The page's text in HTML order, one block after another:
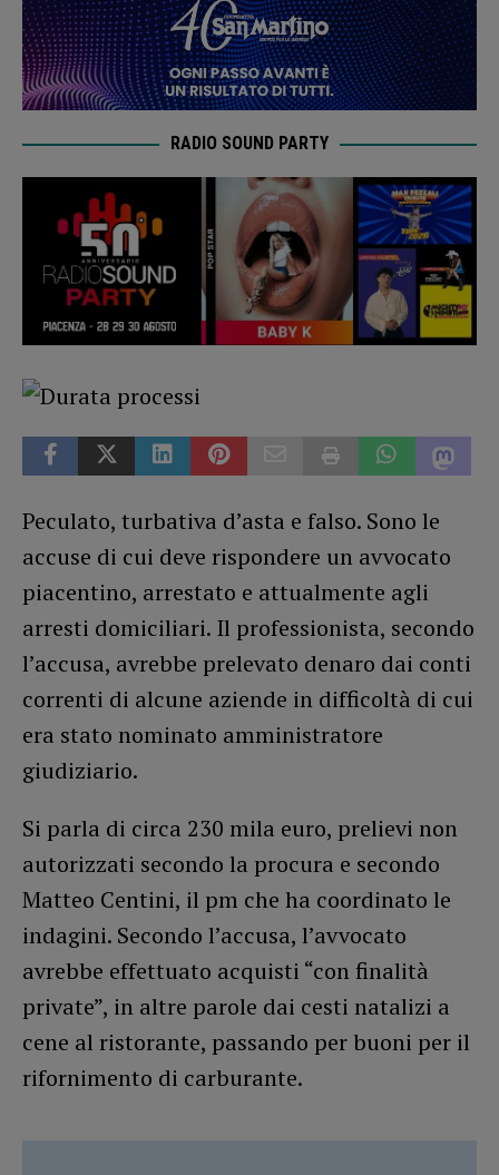
RADIO SOUND PARTY
Peculato, turbativa d’asta e falso. Sono le
accuse di cui deve rispondere un avvocato
piacentino, arrestato e attualmente agli
arresti domiciliari. Il professionista, secondo
l’accusa, avrebbe prelevato denaro dai conti
correnti di alcune aziende in difficoltà di cui
era stato nominato amministratore
giudiziario.
Si parla di circa 230 mila euro, prelievi non
autorizzati secondo la procura e secondo
Matteo Centini, il pm che ha coordinato le
indagini. Secondo l’accusa, l’avvocato
avrebbe effettuato acquisti “con finalità
private”, in altre parole dai cesti natalizi a
cene al ristorante, passando per buoni per il
rifornimento di carburante.